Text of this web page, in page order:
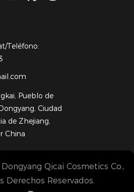
Teléfono:
Pueblo de
Ciudad
de Zhejiang,
China
Qicai Cosmetics Co.,
Derechos Reservados.